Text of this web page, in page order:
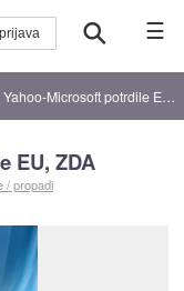
☰
Microsoft potrdile EU, ZDA
EU, ZDA
/ propadi